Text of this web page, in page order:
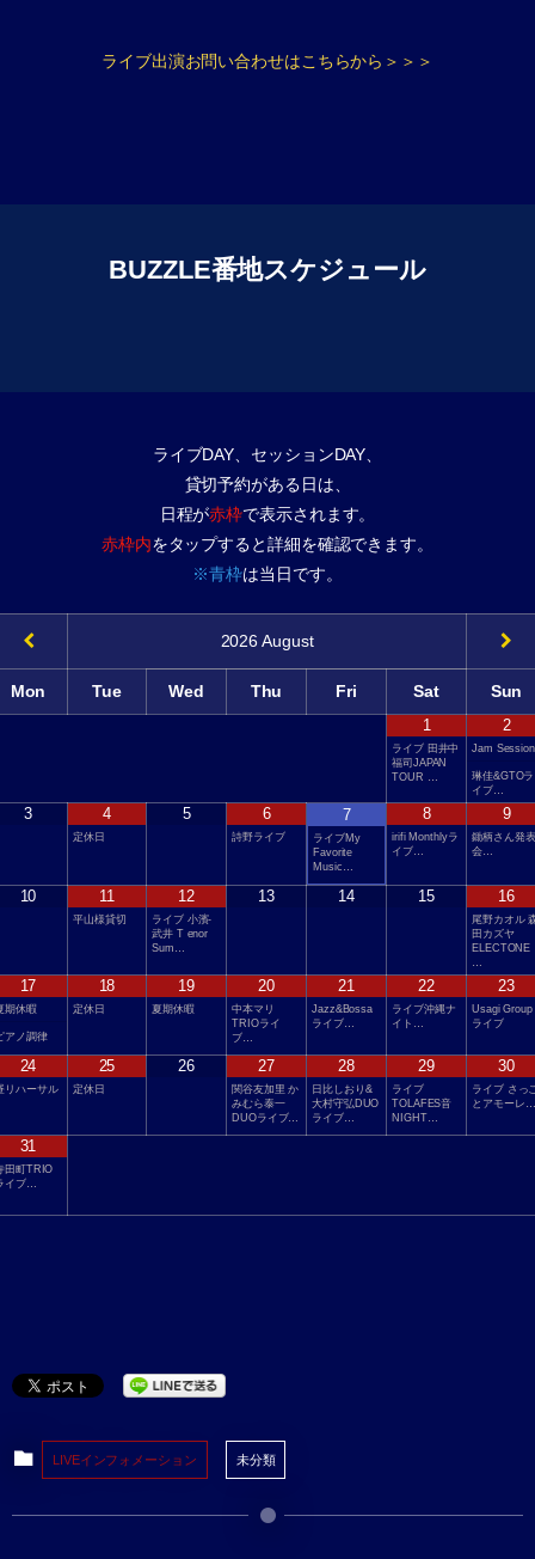
ライブ出演お問い合わせはこちらから＞＞＞
BUZZLE番地スケジュール
ライブDAY、セッションDAY、
貸切予約がある日は、
日程が赤枠で表示されます。
赤枠内をタップすると詳細を確認できます。
※青枠は当日です。
2026 August
Mon Tue Wed Thu Fri Sat Sun
1
ライブ 田井中
福司JAPAN
TOUR …
2
Jam Session
琳佳&GTOラ
イブ…
3 4
定休日
5 6
詩野ライブ
7
ライブMy
Favorite
Music…
8
irifi Monthlyラ
イブ…
9
鋤柄さん発表
会…
10 11
平山様貸切
12
ライブ 小濱-
武井 T enor
Sum…
13 14 15 16
尾野カオル
田カズヤ
ELECTONE
17
期休暇
アノ調律
18
定休日
19
夏期休暇
20
中本マリ
TRIOライ
ブ…
21
Jazz&Bossa
ライブ…
22
ライブ沖縄ナ
イト…
23
Usagi Group
ライブ
24
リハーサル
25
定休日
26 27
関谷友加里 か
みむら泰一
DUOライブ…
28
日比しおり&
大村守弘DUO
ライブ…
29
ライブ
TOLAFES音
NIGHT…
30
ライブ さっ
とアモーレ…
31
田町TRIO
イブ…
LIVEインフォメーション 未分類